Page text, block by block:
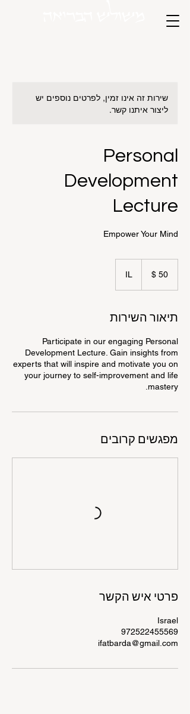
שירות זה אינו זמין, לפרטים נוספים יש
ליצור איתנו קשר.
Personal
Development
Lecture
Empower Your Mind
אמריקאי
IL
תיאור השירות
Participate in our engaging Personal
Development Lecture. Gain insights from
experts that will inspire and motivate you on
your journey to self-improvement and life
mastery.
מפגשים קרובים
פרטי איש הקשר
Israel
972522455569
ifatbarda@gmail.com